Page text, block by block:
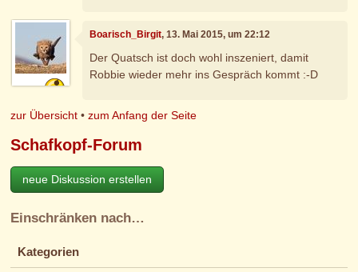
Boarisch_Birgit, 13. Mai 2015, um 22:12
Der Quatsch ist doch wohl inszeniert, damit
Robbie wieder mehr ins Gespräch kommt :-D
zur Übersicht •zum Anfang der Seite
Schafkopf-Forum
neue Diskussion erstellen
Einschränken nach…
Kategorien